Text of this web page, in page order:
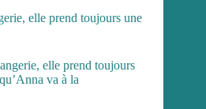
elle prend toujours une
elle prend toujours
va à la